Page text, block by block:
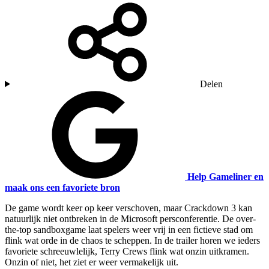
Delen
Help Gameliner en
maak ons een favoriete bron
De game wordt keer op keer verschoven, maar Crackdown 3 kan
natuurlijk niet ontbreken in de Microsoft persconferentie. De over-
the-top sandboxgame laat spelers weer vrij in een fictieve stad om
flink wat orde in de chaos te scheppen. In de trailer horen we ieders
favoriete schreeuwlelijk, Terry Crews flink wat onzin uitkramen.
Onzin of niet, het ziet er weer vermakelijk uit.